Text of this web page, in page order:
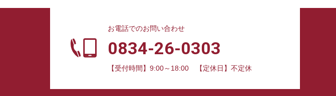
お電話でのお問い合わせ
0834-26-0303
【受付時間】9:00～18:00 【定休日】不定休